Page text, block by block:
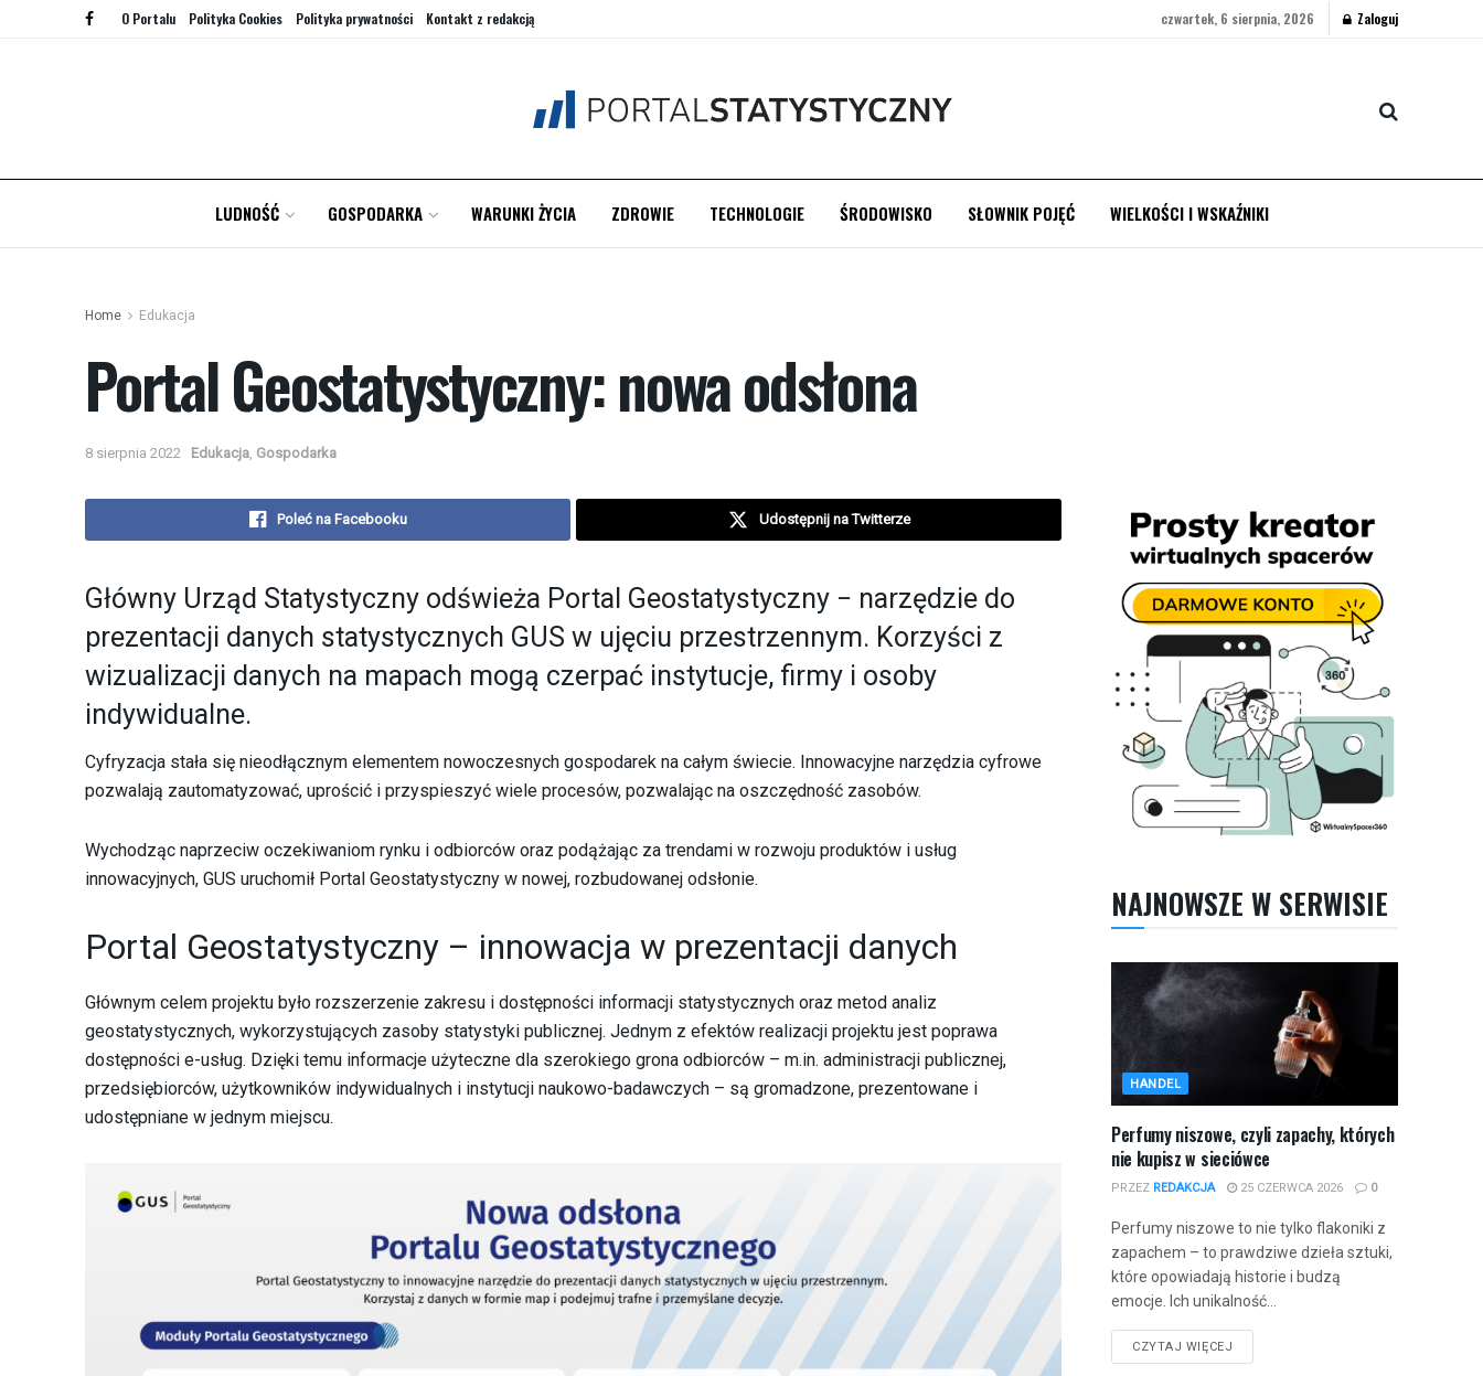
O Portalu Polityka Cookies Polityka prywatności Kontakt z redakcją czwartek, 6 sierpnia, 2026 Zaloguj
LUDNOŚĆ GOSPODARKA WARUNKI ŻYCIA ZDROWIE TECHNOLOGIE ŚRODOWISKO SŁOWNIK POJĘĆ WIELKOŚCI I WSKAŹNIKI
Home Edukacja
Portal Geostatystyczny: nowa odsłona
8 sierpnia 2022 Edukacja, Gospodarka
Poleć na Facebooku Udostępnij na Twitterze
Główny Urząd Statystyczny odświeża Portal Geostatystyczny − narzędzie do
prezentacji danych statystycznych GUS w ujęciu przestrzennym. Korzyści z
wizualizacji danych na mapach mogą czerpać instytucje, firmy i osoby
indywidualne.
Cyfryzacja stała się nieodłącznym elementem nowoczesnych gospodarek na całym świecie. Innowacyjne narzędzia cyfrowe
pozwalają zautomatyzować, uprościć i przyspieszyć wiele procesów, pozwalając na oszczędność zasobów.
Wychodząc naprzeciw oczekiwaniom rynku i odbiorców oraz podążając za trendami w rozwoju produktów i usług
innowacyjnych, GUS uruchomił Portal Geostatystyczny w nowej, rozbudowanej odsłonie.
Portal Geostatystyczny – innowacja w prezentacji danych
Głównym celem projektu było rozszerzenie zakresu i dostępności informacji statystycznych oraz metod analiz
geostatystycznych, wykorzystujących zasoby statystyki publicznej. Jednym z efektów realizacji projektu jest poprawa
dostępności e-usług. Dzięki temu informacje użyteczne dla szerokiego grona odbiorców – m.in. administracji publicznej,
przedsiębiorców, użytkowników indywidualnych i instytucji naukowo-badawczych – są gromadzone, prezentowane i
udostępniane w jednym miejscu.
NAJNOWSZE W SERWISIE
HANDEL
Perfumy niszowe, czyli zapachy, których
nie kupisz w sieciówce
PRZEZ REDAKCJA 25 CZERWCA 2026 0
Perfumy niszowe to nie tylko flakoniki z
zapachem – to prawdziwe dzieła sztuki,
które opowiadają historie i budzą
emocje. Ich unikalność...
CZYTAJ WIĘCEJ